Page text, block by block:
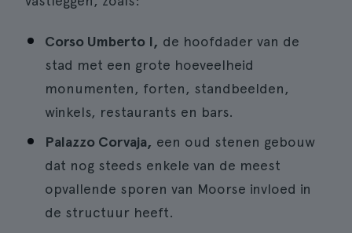
Corso Umberto I, de hoofdader van de
stad met een grote hoeveelheid
monumenten, forten, standbeelden,
winkels, restaurants en bars.
Palazzo Corvaja, een oud stenen gebouw
dat nog steeds enkele van de meest
opvallende sporen van Moorse invloed in
de structuur heeft.